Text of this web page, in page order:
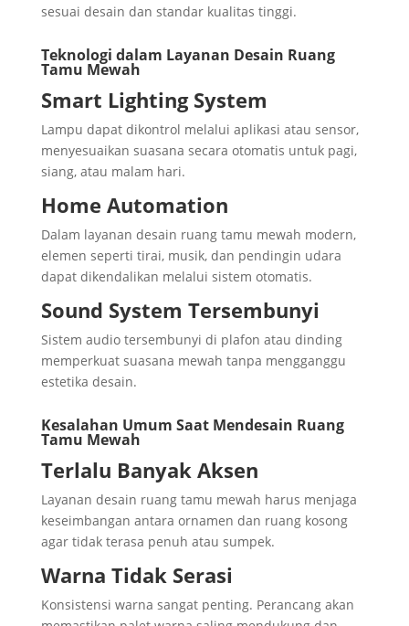
sesuai desain dan standar kualitas tinggi.
Teknologi dalam Layanan Desain Ruang
Tamu Mewah
Smart Lighting System
Lampu dapat dikontrol melalui aplikasi atau sensor,
menyesuaikan suasana secara otomatis untuk pagi,
siang, atau malam hari.
Home Automation
Dalam layanan desain ruang tamu mewah modern,
elemen seperti tirai, musik, dan pendingin udara
dapat dikendalikan melalui sistem otomatis.
Sound System Tersembunyi
Sistem audio tersembunyi di plafon atau dinding
memperkuat suasana mewah tanpa mengganggu
estetika desain.
Kesalahan Umum Saat Mendesain Ruang
Tamu Mewah
Terlalu Banyak Aksen
Layanan desain ruang tamu mewah harus menjaga
keseimbangan antara ornamen dan ruang kosong
agar tidak terasa penuh atau sumpek.
Warna Tidak Serasi
Konsistensi warna sangat penting. Perancang akan